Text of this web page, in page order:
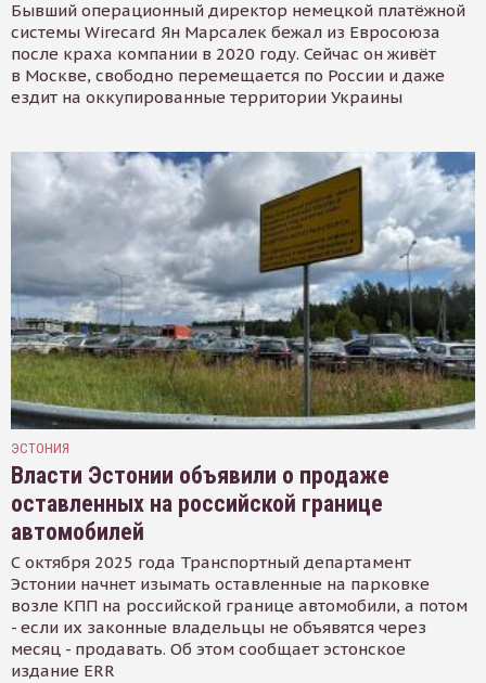
Бывший операционный директор немецкой платёжной
системы Wirecard Ян Марсалек бежал из Евросоюза
после краха компании в 2020 году. Сейчас он живёт
в Москве, свободно перемещается по России и даже
ездит на оккупированные территории Украины
ЭСТОНИЯ
Власти Эстонии объявили о продаже
оставленных на российской границе
автомобилей
С октября 2025 года Транспортный департамент
Эстонии начнет изымать оставленные на парковке
возле КПП на российской границе автомобили, а потом
- если их законные владельцы не объявятся через
месяц - продавать. Об этом сообщает эстонское
издание ERR